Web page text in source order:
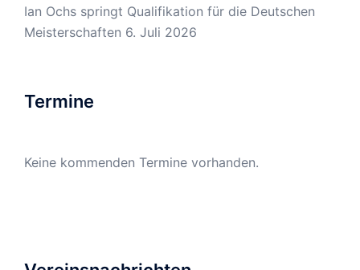
Ian Ochs springt Qualifikation für die Deutschen
Meisterschaften 6. Juli 2026
Termine
Keine kommenden Termine vorhanden.